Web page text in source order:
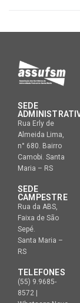
SEDE
Rua Erly de
Almeida Lima,
n° 680. Bairro
Camobi. Santa
Maria – RS
SEDE
CAMPESTRE
Rua da ABS,
Faixa de São
Sepé.
Santa Maria –
RS
TELEFONES
(55) 9.9685-
8572 |